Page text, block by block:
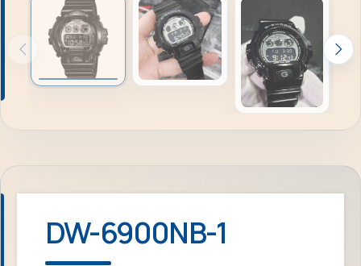
DW-6900NB-1